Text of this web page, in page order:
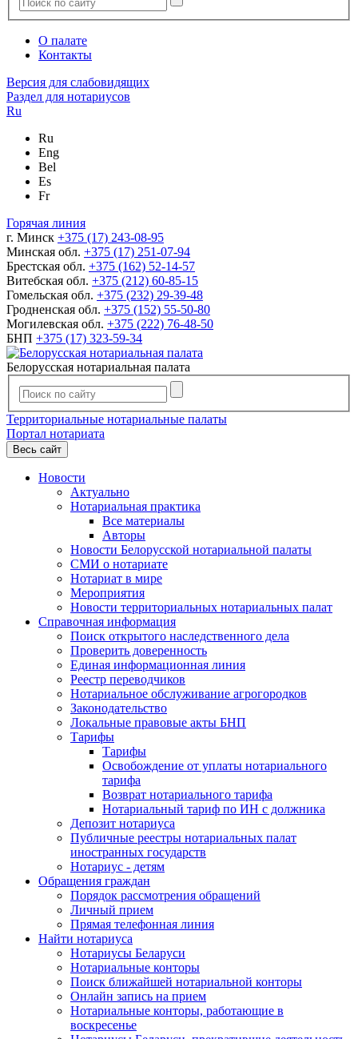
О палате
Контакты
Версия для слабовидящих
Раздел для нотариусов
Ru
Ru
Eng
Bel
Es
Fr
Горячая линия
г. Минск +375 (17) 243-08-95
Минская обл. +375 (17) 251-07-94
Брестская обл. +375 (162) 52-14-57
Витебская обл. +375 (212) 60-85-15
Гомельская обл. +375 (232) 29-39-48
Гродненская обл. +375 (152) 55-50-80
Могилевская обл. +375 (222) 76-48-50
БНП +375 (17) 323-59-34
Белорусская нотариальная палата
Территориальные нотариальные палаты
Портал нотариата
Весь сайт
Новости
Актуально
Нотариальная практика
Все материалы
Авторы
Новости Белорусской нотариальной палаты
СМИ о нотариате
Нотариат в мире
Мероприятия
Новости территориальных нотариальных палат
Справочная информация
Поиск открытого наследственного дела
Проверить доверенность
Единая информационная линия
Реестр переводчиков
Нотариальное обслуживание агрогородков
Законодательство
Локальные правовые акты БНП
Тарифы
Тарифы
Освобождение от уплаты нотариального
тарифа
Возврат нотариального тарифа
Нотариальный тариф по ИН с должника
Депозит нотариуса
Публичные реестры нотариальных палат
иностранных государств
Нотариус - детям
Обращения граждан
Порядок рассмотрения обращений
Личный прием
Прямая телефонная линия
Найти нотариуса
Нотариусы Беларуси
Нотариальные конторы
Поиск ближайшей нотариальной конторы
Онлайн запись на прием
Нотариальные конторы, работающие в
воскресенье